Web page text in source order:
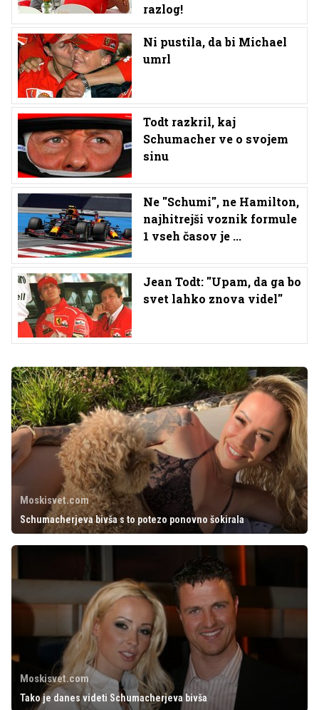
razlog!
Ni pustila, da bi Michael
umrl
Todt razkril, kaj
Schumacher ve o svojem
sinu
Ne ''Schumi'', ne Hamilton,
najhitrejši voznik formule
1 vseh časov je ...
Jean Todt: ''Upam, da ga bo
svet lahko znova videl''
Moskisvet.com
Schumacherjeva bivša s to potezo ponovno šokirala
Moskisvet.com
Tako je danes videti Schumacherjeva bivša